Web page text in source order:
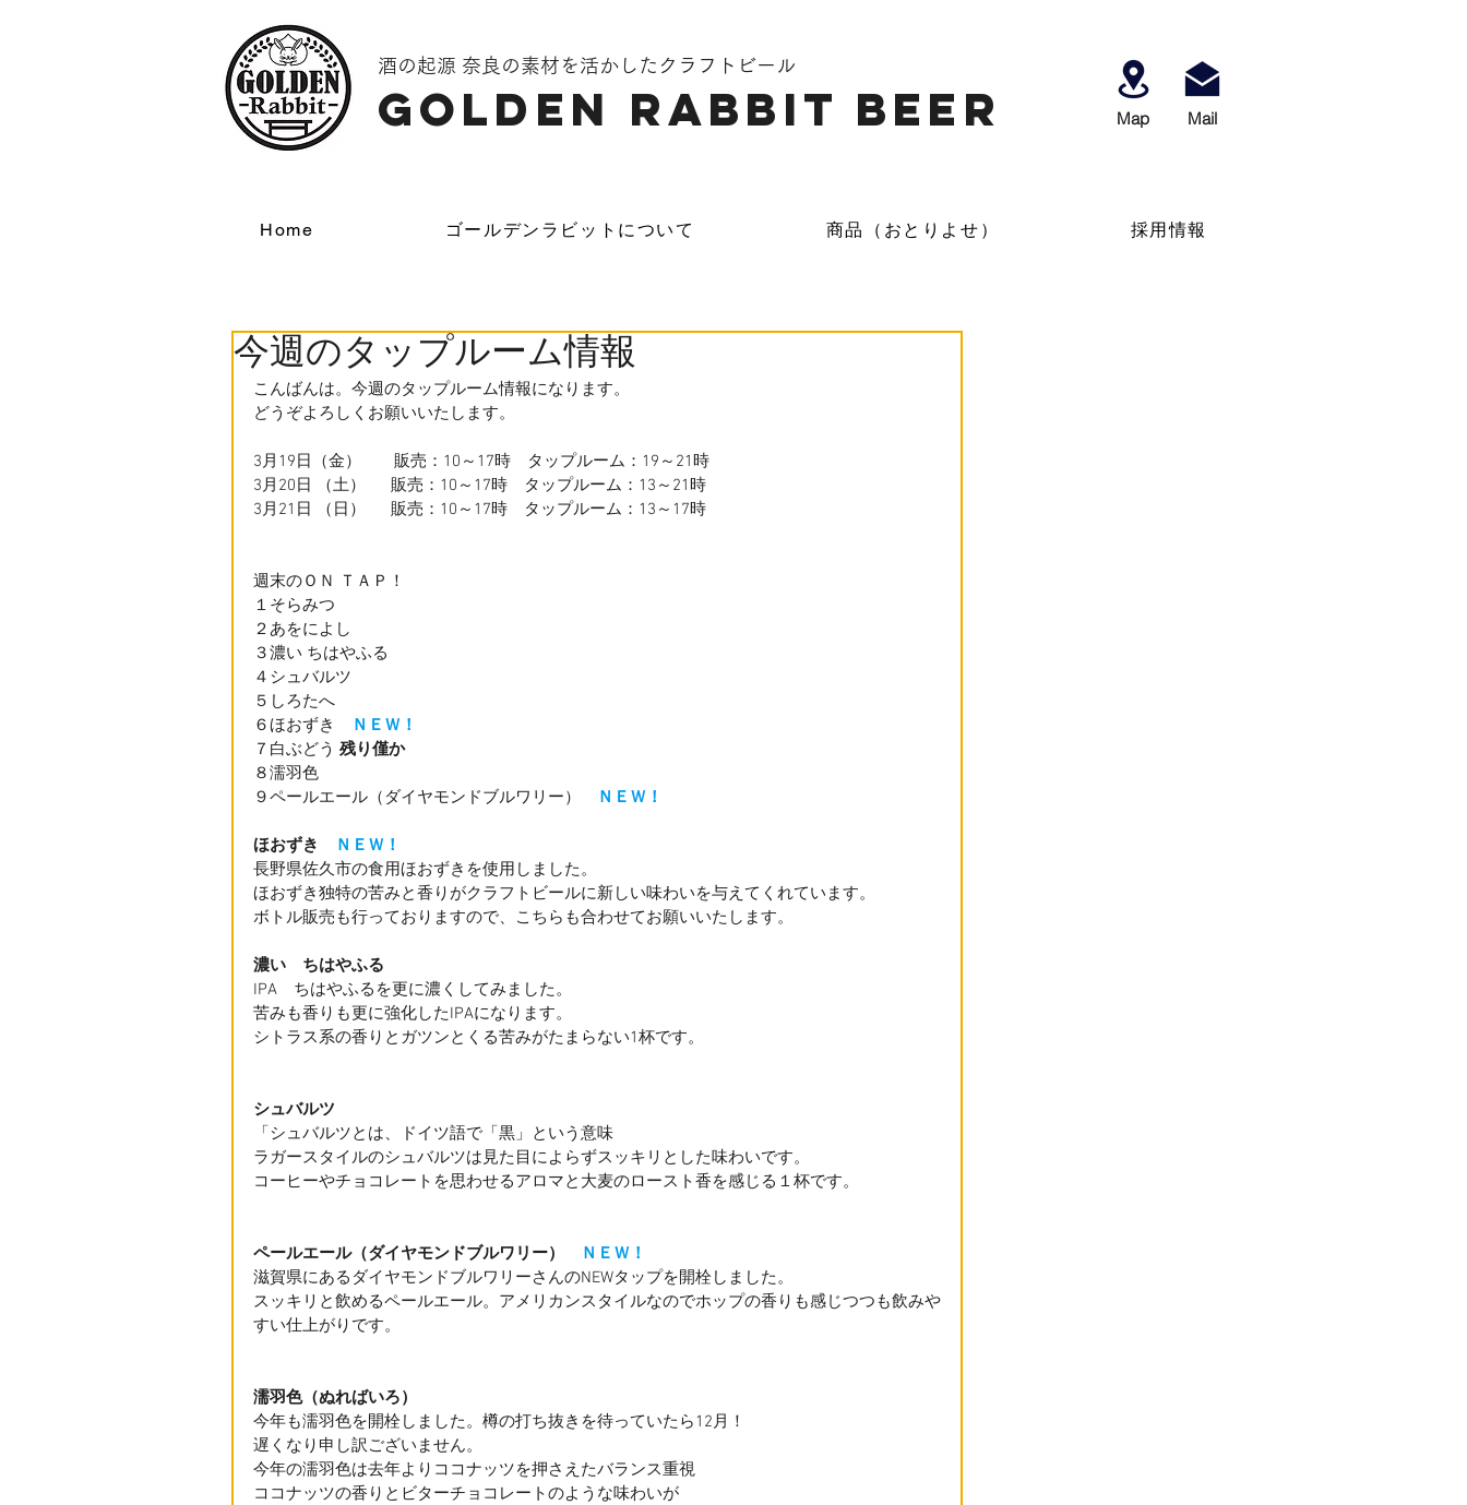
酒の起源 奈良の素材を活かしたクラフトビール
GOLDEN Rabbit Beer Map ​Mail
Home ゴールデンラビットについて 商品（おとりよせ） 採用情報
今週のタップルーム情報
こんばんは。今週のタップルーム情報になります。
どうぞよろしくお願いいたします。
3月19日（金）　　販売：10～17時　タップルーム：19～21時
3月20日 （土）　  販売：10～17時　タップルーム：13～21時
3月21日 （日） 　 販売：10～17時　タップルーム：13～17時
週末のＯＮ ＴＡＰ！
１そらみつ
２あをによし
３濃い ちはやふる
４シュバルツ
５しろたへ
６ほおずき
ＮＥＷ！
７白ぶどう 残り僅か
８濡羽色
９ペールエール（ダイヤモンドブルワリー）
ＮＥＷ！
ほおずき
ＮＥＷ！
長野県佐久市の食用ほおずきを使用しました。
ほおずき独特の苦みと香りがクラフトビールに新しい味わいを与えてくれています。
ボトル販売も行っておりますので、こちらも合わせてお願いいたします。
濃い　ちはやふる
IPA　ちはやふるを更に濃くしてみました。
苦みも香りも更に強化したIPAになります。
シトラス系の香りとガツンとくる苦みがたまらない1杯です。
シュバルツ
「シュバルツとは、ドイツ語で「黒」という意味
ラガースタイルのシュバルツは見た目によらずスッキリとした味わいです。
コーヒーやチョコレートを思わせるアロマと大麦のロースト香を感じる１杯です。
ペールエール（ダイヤモンドブルワリー）
ＮＥＷ！
滋賀県にあるダイヤモンドブルワリーさんのNEWタップを開栓しました。
スッキリと飲めるペールエール。アメリカンスタイルなのでホップの香りも感じつつも飲みや
すい仕上がりです。
濡羽色（ぬればいろ）
今年も濡羽色を開栓しました。樽の打ち抜きを待っていたら12月！
遅くなり申し訳ございません。
今年の濡羽色は去年よりココナッツを押さえたバランス重視
ココナッツの香りとビターチョコレートのような味わいが